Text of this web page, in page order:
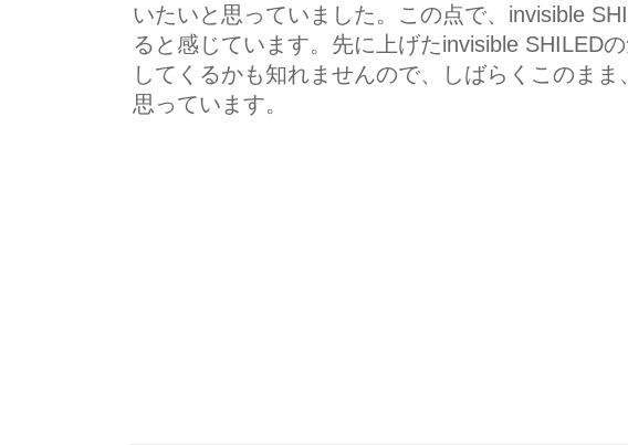
いたいと思っていました。この点で、invisible
ると感じています。先に上げたinvisible SHILED
してくるかも知れませんので、しばらくこのま
思っています。